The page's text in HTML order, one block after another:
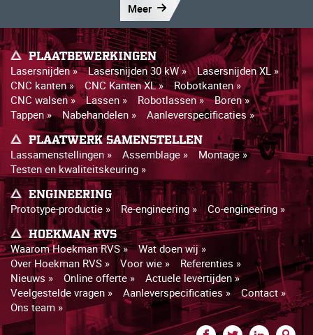
Meer
PLAATBEWERKINGEN
Lasersnijden » Lasersnijden 30 kW »
Lasersnijden XL »
CNC kanten »
CNC Kanten XL »
Robotkanten »
CNC walsen »
Lassen » Robotlassen »
Boren »
Tappen »
Nabehandelen » Aanleverspecificaties »
PLAATWERK SAMENSTELLEN
Lassamenstellingen » Assemblage »
Montage »
Testen en kwaliteitskeuring »
ENGINEERING
Prototype-productie » Re-engineering » Co-engineering »
HOEKMAN RVS
Waarom Hoekman RVS »
Wat doen wij »
Over Hoekman RVS »
Voor wie »
Referenties »
Nieuws »
Online offerte »
Actuele levertijden »
Veelgestelde vragen »
Aanleverspecificaties »
Contact »
Ons team »